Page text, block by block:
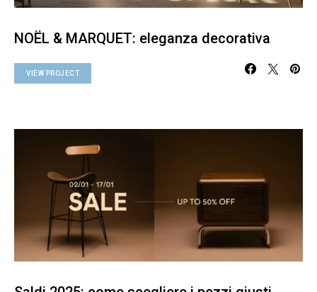
NOËL & MARQUET: eleganza decorativa
VIEW PROJECT